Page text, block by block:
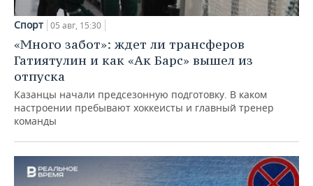
Спорт 05 авг, 15:30
«Много забот»: ждет ли трансферов
Гатиятулин и как «Ак Барс» вышел из
отпуска
Казанцы начали предсезонную подготовку. В каком
настроении пребывают хоккеисты и главный тренер
команды